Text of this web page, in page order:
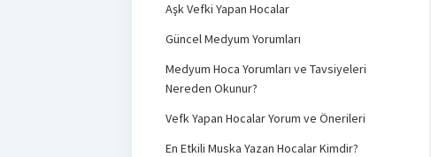
Aşk Vefki Yapan Hocalar
Güncel Medyum Yorumları
Medyum Hoca Yorumları ve Tavsiyeleri
Nereden Okunur?
Vefk Yapan Hocalar Yorum ve Önerileri
En Etkili Muska Yazan Hocalar Kimdir?